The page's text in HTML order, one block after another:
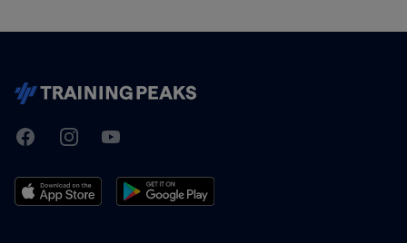
TrainingPeaks
FacebookInstagramYoutube